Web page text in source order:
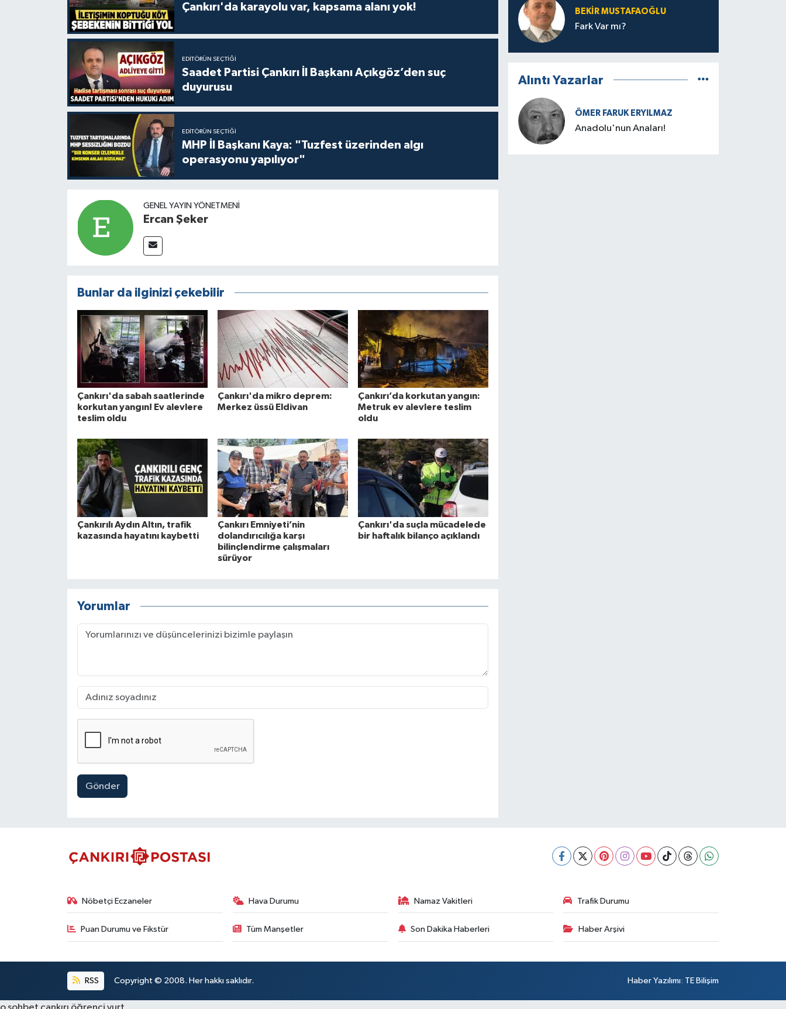
Çankırı'da karayolu var, kapsama alanı yok!
EDITÖRÜN SEÇTIĞI
Saadet Partisi Çankırı İl Başkanı Açıkgöz’den suç
duyurusu
EDITÖRÜN SEÇTIĞI
MHP İl Başkanı Kaya: "Tuzfest üzerinden algı
operasyonu yapılıyor"
GENEL YAYIN YÖNETMENI
Ercan Şeker
Bunlar da ilginizi çekebilir
Çankırı'da sabah saatlerinde
korkutan yangın! Ev alevlere
teslim oldu
Çankırı'da mikro deprem:
Merkez üssü Eldivan
Çankırı’da korkutan yangın:
Metruk ev alevlere teslim
oldu
Çankırılı Aydın Altın, trafik
kazasında hayatını kaybetti
Çankırı Emniyeti’nin
dolandırıcılığa karşı
bilinçlendirme çalışmaları
sürüyor
Çankırı'da suçla mücadelede
bir haftalık bilanço açıklandı
Yorumlar
Gönder
BEKIR MUSTAFAOĞLU
Fark Var mı?
Alıntı Yazarlar
ÖMER FARUK ERYILMAZ
Anadolu'nun Anaları!
Nöbetçi Eczaneler Hava Durumu Namaz Vakitleri Trafik Durumu
Puan Durumu ve Fikstür Tüm Manşetler Son Dakika Haberleri Haber Arşivi
RSS Copyright © 2008. Her hakkı saklıdır. Haber Yazılımı: TE Bilişim